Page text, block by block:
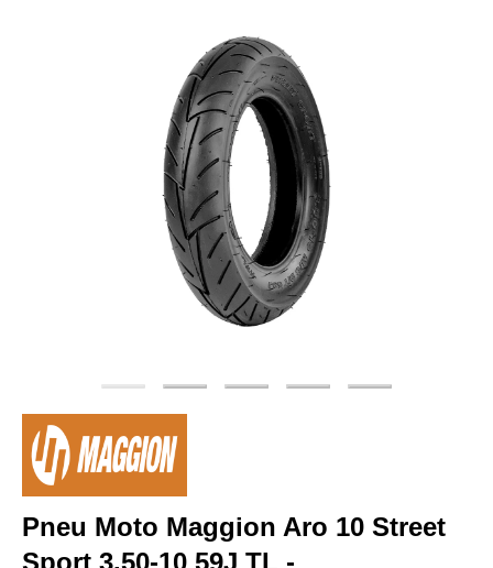
Pneu Moto Maggion Aro 10 Street
Sport 3.50-10 59J TL -